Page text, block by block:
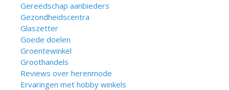
Gereedschap aanbieders
Gezondheidscentra
Glaszetter
Goede doelen
Groentewinkel
Groothandels
Reviews over herenmode
Ervaringen met hobby winkels